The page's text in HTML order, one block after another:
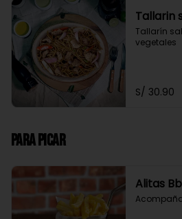
Tallarin
Tallarín
vegetales
S/ 30.90
Para Picar
Alitas